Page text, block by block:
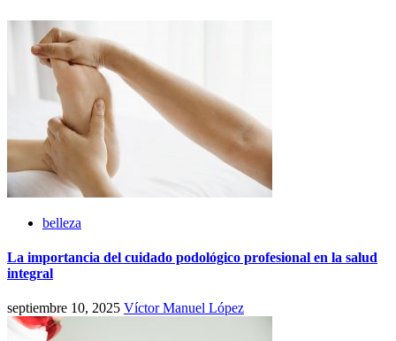
belleza
La importancia del cuidado podológico profesional en la salud
integral
septiembre 10, 2025 Víctor Manuel López